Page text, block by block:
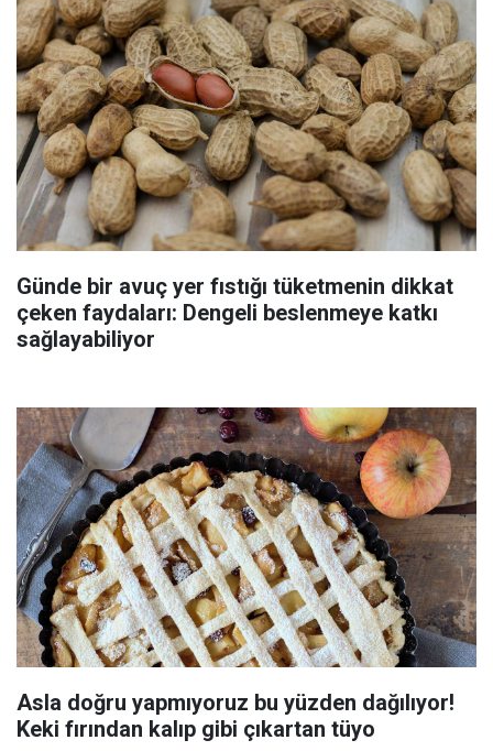
Günde bir avuç yer fıstığı tüketmenin dikkat
çeken faydaları: Dengeli beslenmeye katkı
sağlayabiliyor
Asla doğru yapmıyoruz bu yüzden dağılıyor!
Keki fırından kalıp gibi çıkartan tüyo